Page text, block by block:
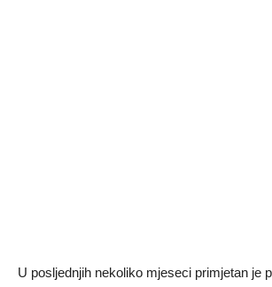
U posljednjih nekoliko mjeseci primjetan je